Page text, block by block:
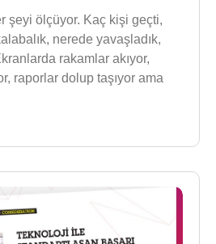
şeyi ölçüyor. Kaç kişi geçti,
nerede yavaşladık,
rakamlar akıyor,
raporlar dolup taşıyor ama